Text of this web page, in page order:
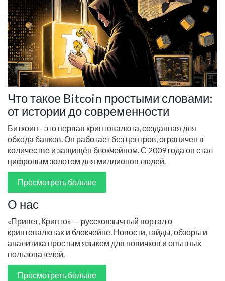
Что такое Bitcoin простыми словами:
от истории до современности
Биткоин - это первая криптовалюта, созданная для
обхода банков. Он работает без центров, ограничен в
количестве и защищён блокчейном. С 2009 года он стал
цифровым золотом для миллионов людей.
Просмотреть больше
О нас
«Привет, Крипто» — русскоязычный портал о
криптовалютах и блокчейне. Новости, гайды, обзоры и
аналитика простым языком для новичков и опытных
пользователей.
Просмотреть больше